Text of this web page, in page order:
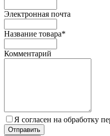
Электронная почта
Название товара*
Комментарий
Я согласен на обработку